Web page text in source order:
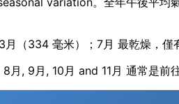
（334 毫米）；7月 最乾燥，僅
, 9月, 10月 and 11月 通常是前